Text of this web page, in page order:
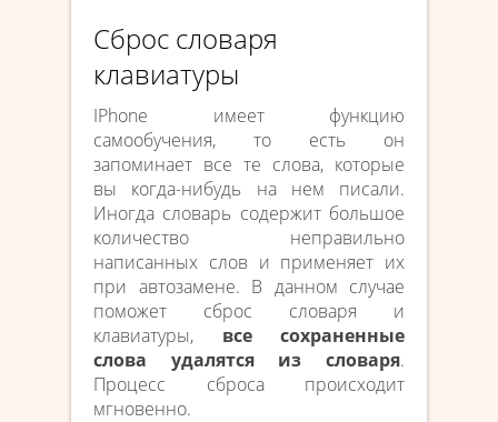
Сброс словаря
клавиатуры
IPhone имеет функцию
самообучения, то есть он
запоминает все те слова, которые
вы когда-нибудь на нем писали.
Иногда словарь содержит большое
количество неправильно
написанных слов и применяет их
при автозамене. В данном случае
поможет сброс словаря и
клавиатуры, все сохраненные
слова удалятся из словаря.
Процесс сброса происходит
мгновенно.